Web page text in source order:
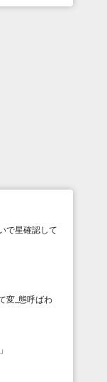
で星確認して
変_態呼ばわ
」